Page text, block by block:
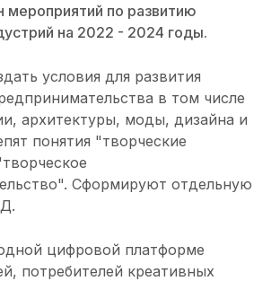
мероприятий по развитию
на 2022 - 2024 годы.
условия для развития
в том числе
архитектуры, моды, дизайна и
понятия "творческие
Сформируют отдельную
цифровой платформе
потребителей креативных